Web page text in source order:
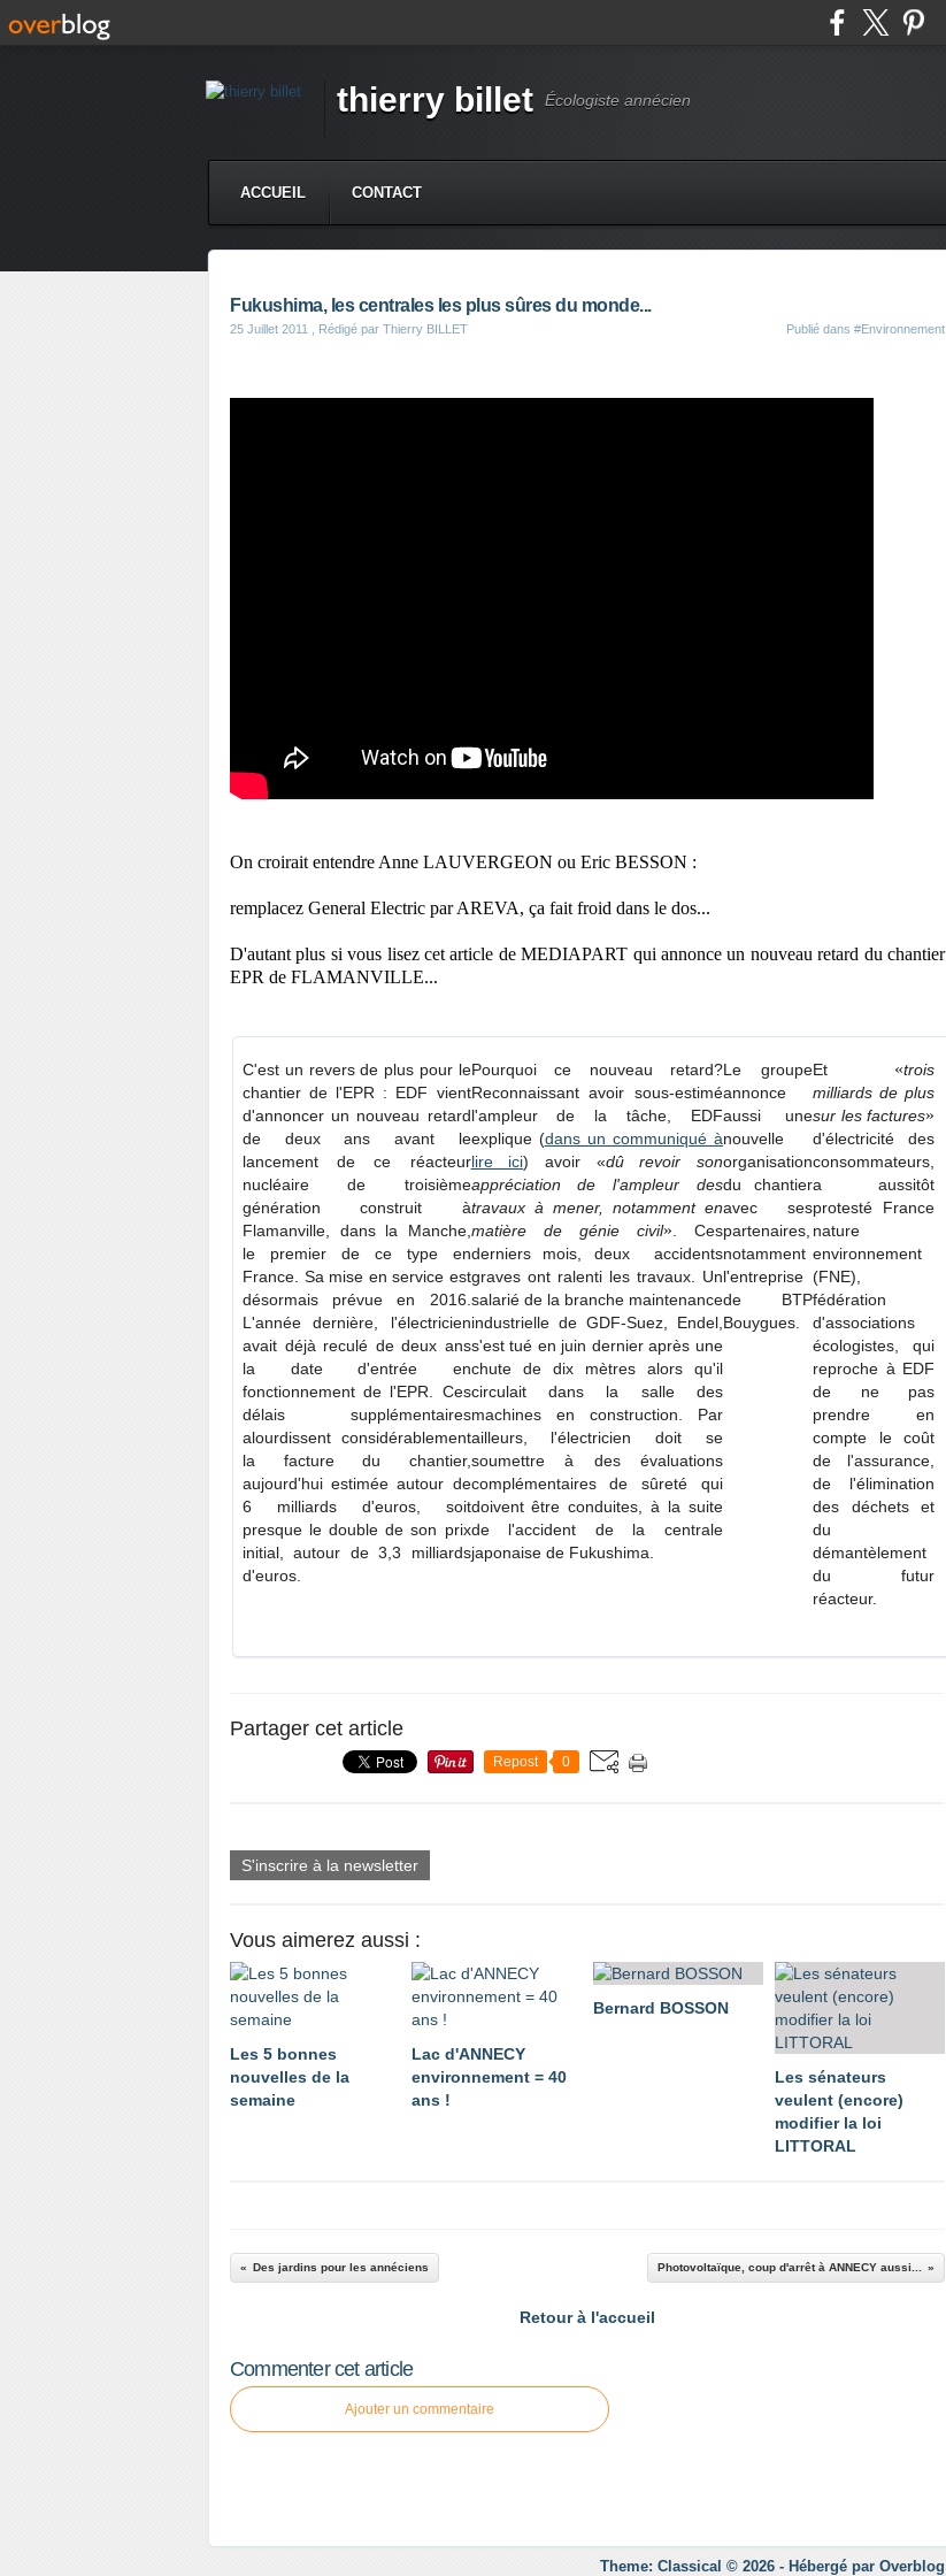
thierry billet Écologiste annécien
ACCUEIL CONTACT
Fukushima, les centrales les plus sûres du monde...
25 Juillet 2011 , Rédigé par Thierry BILLET Publié dans #Environnement
On croirait entendre Anne LAUVERGEON ou Eric BESSON :
remplacez General Electric par AREVA, ça fait froid dans le dos...
D'autant plus si vous lisez cet article de MEDIAPART qui annonce un nouveau retard du chantier
EPR de FLAMANVILLE...
C'est un revers de plus pour le
chantier de l'EPR : EDF vient
d'annoncer un nouveau retard
de deux ans avant le
lancement de ce réacteur
nucléaire de troisième
génération construit à
Flamanville, dans la Manche,
le premier de ce type en
France. Sa mise en service est
désormais prévue en 2016.
L'année dernière, l'électricien
avait déjà reculé de deux ans
la date d'entrée en
fonctionnement de l'EPR. Ces
délais supplémentaires
alourdissent considérablement
la facture du chantier,
aujourd'hui estimée autour de
6 milliards d'euros, soit
presque le double de son prix
initial, autour de 3,3 milliards
d'euros.
Pourquoi ce nouveau retard?
Reconnaissant avoir sous-estimé
l'ampleur de la tâche, EDF
explique (dans un communiqué à
lire ici) avoir «dû revoir son
appréciation de l'ampleur des
travaux à mener, notamment en
matière de génie civil» . Ces
derniers mois, deux accidents
graves ont ralenti les travaux. Un
salarié de la branche maintenance
industrielle de GDF-Suez, Endel,
s'est tué en juin dernier après une
chute de dix mètres alors qu'il
circulait dans la salle des
machines en construction. Par
ailleurs, l'électricien doit se
soumettre à des évaluations
complémentaires de sûreté qui
doivent être conduites, à la suite
de l'accident de la centrale
japonaise de Fukushima.
Le groupe
annonce
aussi une
nouvelle
organisation
du chantier
avec ses
partenaires,
notamment
l'entreprise
de BTP
Bouygues.
Et «trois
milliards de plus
sur les factures»
d'électricité des
consommateurs,
a aussitôt
protesté France
nature
environnement
(FNE),
fédération
d'associations
écologistes, qui
reproche à EDF
de ne pas
prendre en
compte le coût
de l'assurance,
de l'élimination
des déchets et
du
démantèlement
du futur
réacteur.
Partager cet article
Repost 0
S'inscrire à la newsletter
Vous aimerez aussi :
Les 5 bonnes
nouvelles de la
semaine
Lac d'ANNECY
environnement = 40
ans !
Bernard BOSSON
Les sénateurs
veulent (encore)
modifier la loi
LITTORAL
Des jardins pour les annéciens Photovoltaïque, coup d'arrêt à ANNECY aussi...
Retour à l'accueil
Commenter cet article
Ajouter un commentaire
Theme: Classical © 2026 - Hébergé par Overblog